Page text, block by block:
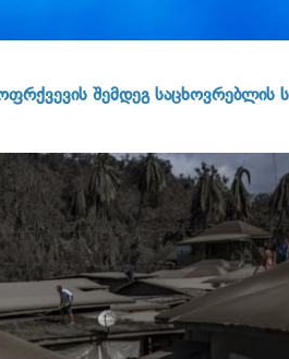
შემდეგ საცხოვრებლის